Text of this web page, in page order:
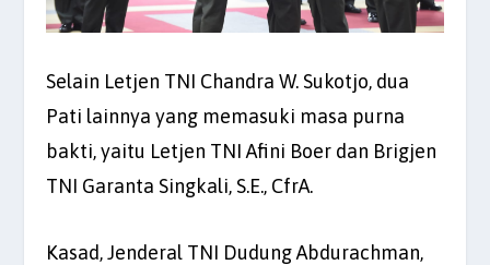
Selain Letjen TNI Chandra W. Sukotjo, dua
Pati lainnya yang memasuki masa purna
bakti, yaitu Letjen TNI Afini Boer dan Brigjen
TNI Garanta Singkali, S.E., CfrA.
Kasad, Jenderal TNI Dudung Abdurachman,